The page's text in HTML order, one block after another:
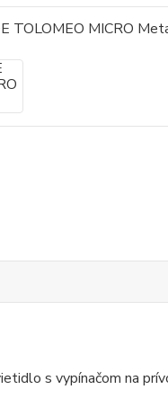
s vypínačom na